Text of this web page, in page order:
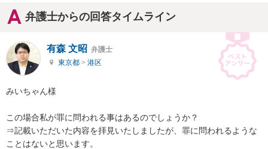
弁護士からの回答タイムライン
有森 文昭 弁護士
東京都 > 港区
みいちゃん様
この場合私が罪に問われる事はあるのでしょうか？
⇒記載いただいた内容を拝見いたしましたが、罪に問われるような
ことはないと思います。